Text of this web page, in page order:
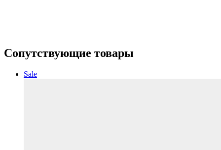
Сопутствующие товары
Sale